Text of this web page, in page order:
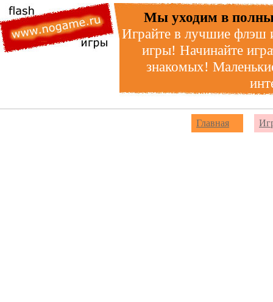
Мы уходим в
Играйте в лучшие флэш
игры! Начинайте
знакомых!
Главная